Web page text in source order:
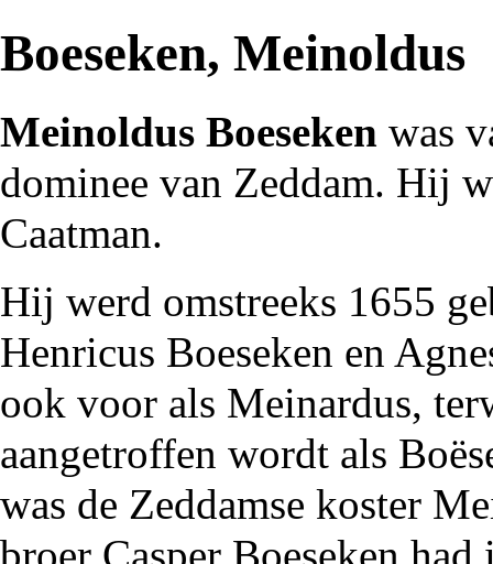
Boeseken, Meinoldus
Meinoldus Boeseken was
dominee van Zeddam. Hij
Caatman.
Hij werd omstreeks 1655
Henricus Boeseken en
ook voor als Meinardus,
aangetroffen wordt als
was de Zeddamse koster
broer Casper Boeseken